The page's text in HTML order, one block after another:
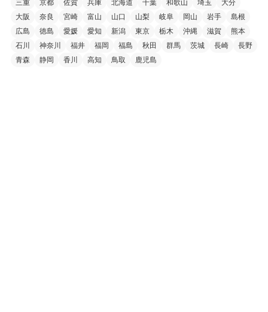
三重 京都 佐賀 兵庫 北海道 千葉 和歌山 埼玉
大分
大阪
奈良 宮崎 富山 山口 山梨 岐阜 岡山 岩手
島根
広島
徳島 愛媛 愛知 新潟 東京 栃木 沖縄 滋賀
熊本
石川
神奈川 福井 福岡 福島 秋田 群馬 茨城 長崎
長野
青森
静岡 香川 高知 鳥取 鹿児島